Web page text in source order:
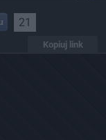
21
Kopiuj link